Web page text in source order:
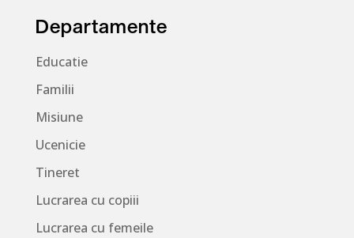
Departamente
Educatie
Familii
Misiune
Ucenicie
Tineret
Lucrarea cu copiii
Lucrarea cu femeile